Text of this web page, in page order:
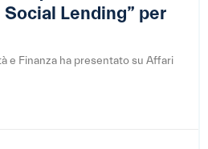
Lending” per
e Finanza ha presentato su Affari